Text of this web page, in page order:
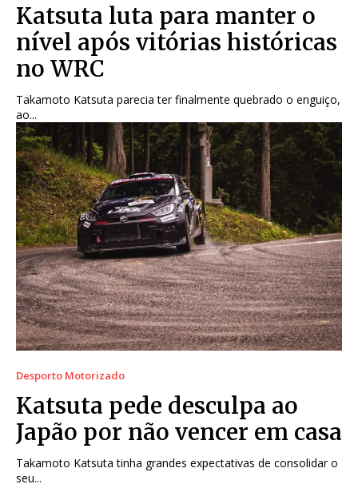
Katsuta luta para manter o
nível após vitórias históricas
no WRC
Takamoto Katsuta parecia ter finalmente quebrado o enguiço,
ao...
Desporto Motorizado
Katsuta pede desculpa ao
Japão por não vencer em casa
Takamoto Katsuta tinha grandes expectativas de consolidar o
seu...